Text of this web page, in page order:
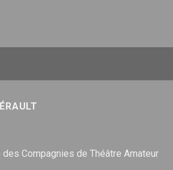
Compagnies de Théâtre Amateur